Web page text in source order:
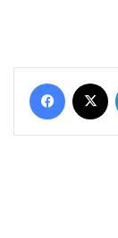
Facebook